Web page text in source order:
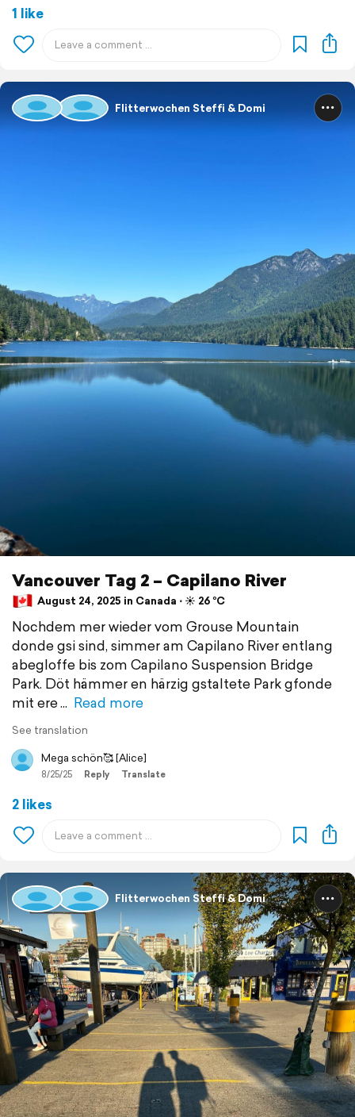
1 like
Flitterwochen Steffi & Domi
Vancouver Tag 2 – Capilano River
August 24, 2025 in Canada ⋅ ☀️ 26 °C
Nochdem mer wieder vom Grouse Mountain
donde gsi sind, simmer am Capilano River entlang
abegloffe bis zom Capilano Suspension Bridge
Park. Döt hämmer en härzig gstaltete Park gfonde
mit ere
Read more
See translation
Mega schön🥰 [Alice]
8/25/25 Reply Translate
2 likes
Flitterwochen Steffi & Domi